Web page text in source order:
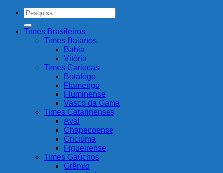
Pesquisar
por:
Times Brasileiros
Times Baianos
Bahia
Vitória
Times Cariocas
Botafogo
Flamengo
Fluminense
Vasco da Gama
Times Catarinenses
Avaí
Chapecoense
Criciúma
Figueirense
Times Gaúchos
Grêmio